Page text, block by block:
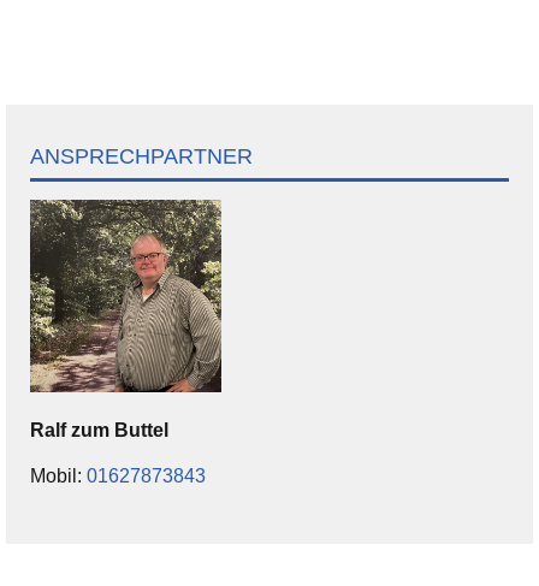
ANSPRECHPARTNER
Ralf zum Buttel
Mobil: 01627873843